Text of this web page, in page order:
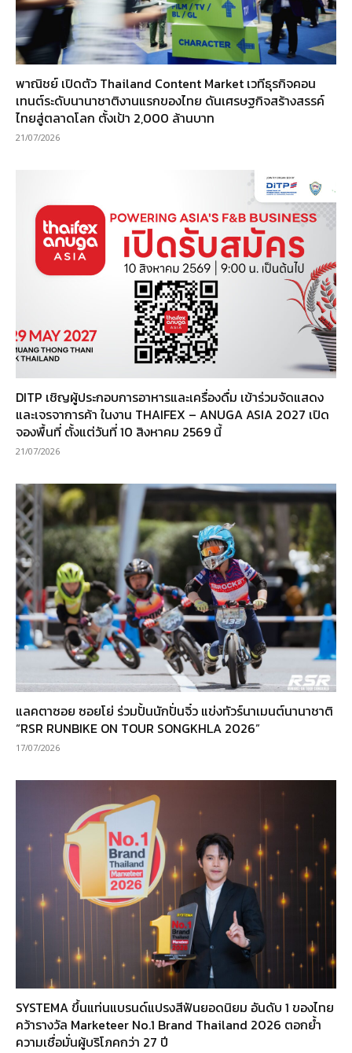
พาณิชย์ เปิดตัว Thailand Content Market เวทีธุรกิจคอน
เทนต์ระดับนานาชาติงานแรกของไทย ดันเศรษฐกิจสร้างสรรค์
ไทยสู่ตลาดโลก ตั้งเป้า 2,000 ล้านบาท
21/07/2026
DITP เชิญผู้ประกอบการอาหารและเครื่องดื่ม เข้าร่วมจัดแสดง
และเจรจาการค้า ในงาน THAIFEX – ANUGA ASIA 2027 เปิด
จองพื้นที่ ตั้งแต่วันที่ 10 สิงหาคม 2569 นี้
21/07/2026
แลคตาซอย ซอยโย่ ร่วมปั้นนักปั่นจิ๋ว แข่งทัวร์นาเมนต์นานาชาติ
“RSR RUNBIKE ON TOUR SONGKHLA 2026”
17/07/2026
SYSTEMA ขึ้นแท่นแบรนด์แปรงสีฟันยอดนิยม อันดับ 1 ของไทย
คว้ารางวัล Marketeer No.1 Brand Thailand 2026 ตอกย้ำ
ความเชื่อมั่นผู้บริโภคกว่า 27 ปี